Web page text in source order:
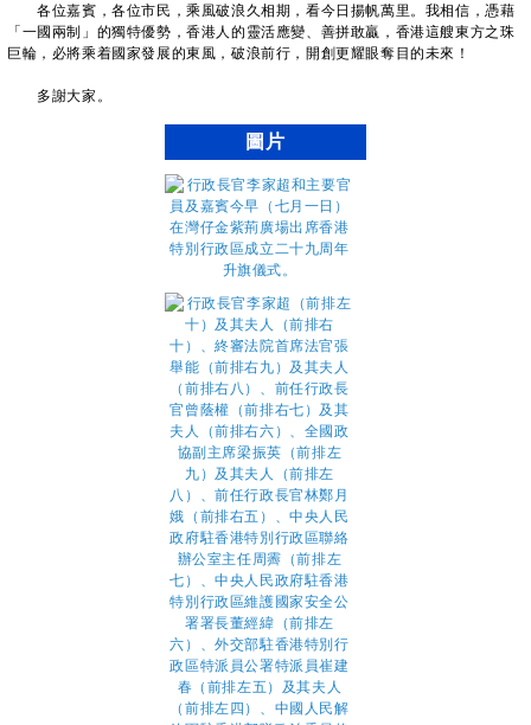
各位嘉賓，各位市民，乘風破浪久相期，看今日揚帆萬里。我相信，憑藉
「一國兩制」的獨特優勢，香港人的靈活應變、善拼敢贏，香港這艘東方之珠
巨輪，必將乘着國家發展的東風，破浪前行，開創更耀眼奪目的未來！
多謝大家。
圖片